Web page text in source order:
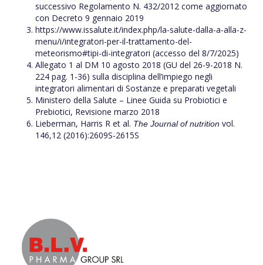
successivo Regolamento N. 432/2012 come aggiornato
con Decreto 9 gennaio 2019
https://www.issalute.it/index.php/la-salute-dalla-a-alla-z-
menu/i/integratori-per-il-trattamento-del-
meteorismo#tipi-di-integratori (accesso del 8/7/2025)
Allegato 1 al DM 10 agosto 2018 (GU del 26-9-2018 N.
224 pag. 1-36) sulla disciplina dell’impiego negli
integratori alimentari di Sostanze e preparati vegetali
Ministero della Salute – Linee Guida su Probiotici e
Prebiotici, Revisione marzo 2018
Lieberman, Harris R et al. The Journal of nutrition vol.
146,12 (2016):2609S-2615S